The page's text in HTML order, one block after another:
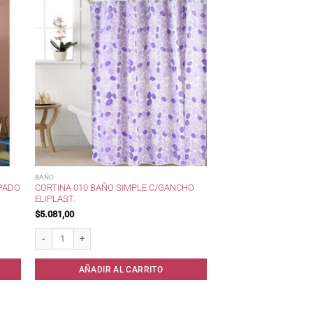
BAÑO
CORTINA 010 BAÑO SIMPLE C/GANCHO
ELIPLAST.
$5.081,00
Cortina 010 Baño Simple c/Gancho Eliplast. cantidad
AÑADIR AL CARRITO